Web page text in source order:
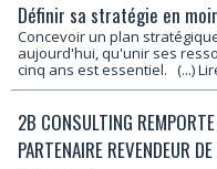
Définir sa stratégie en
Concevoir un plan
aujourd'hui, qu'unir ses
cinq ans est essentiel. (...)
2B CONSULTING
PARTENAIRE REVENDEUR